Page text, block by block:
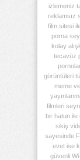
izlemeniz
reklamsız
film sitesi
porna
kolay
tecavüz
görüntüleri
meme
filmleri
bir hatun
sikiş
sayesinde
evet ise
güvenli